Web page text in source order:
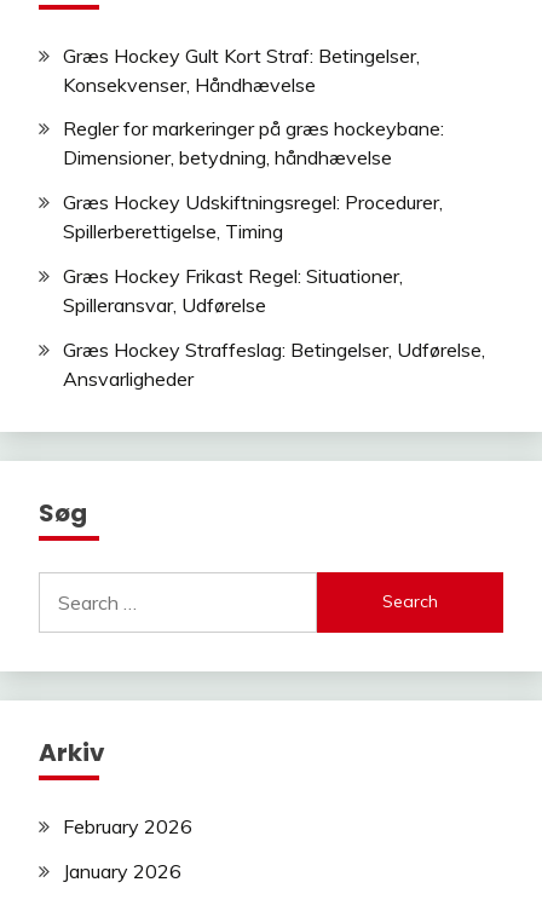
Græs Hockey Gult Kort Straf: Betingelser,
Konsekvenser, Håndhævelse
Regler for markeringer på græs hockeybane:
Dimensioner, betydning, håndhævelse
Græs Hockey Udskiftningsregel: Procedurer,
Spillerberettigelse, Timing
Græs Hockey Frikast Regel: Situationer,
Spilleransvar, Udførelse
Græs Hockey Straffeslag: Betingelser, Udførelse,
Ansvarligheder
Søg
for:
Arkiv
February 2026
January 2026